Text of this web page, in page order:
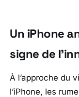
Un iPhone
signe de
À l’approche du
l’iPhone, les